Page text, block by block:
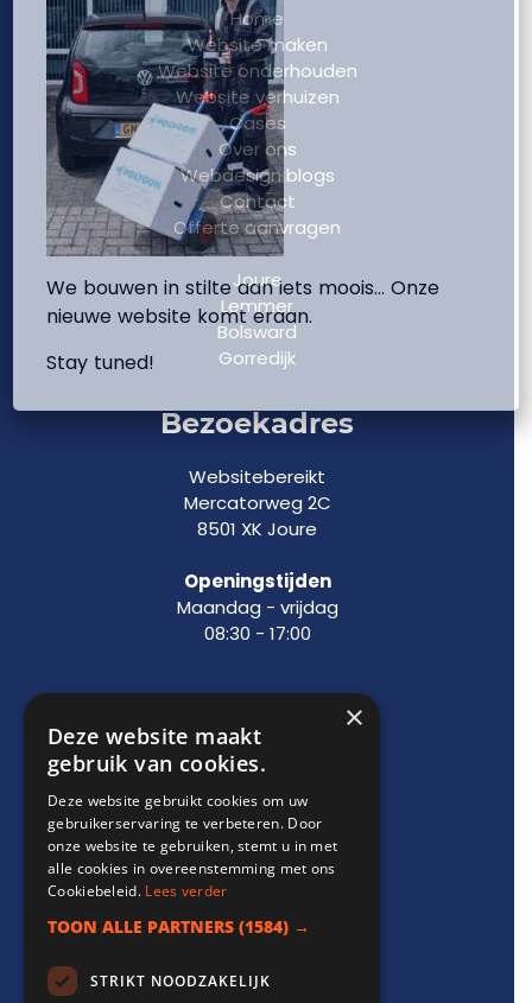
Home
Website maken
Website onderhouden
Website verhuizen
Cases
Over ons
Webdesign blogs
Contact
Offerte aanvragen
Joure
Lemmer
Bolsward
Gorredijk
Bezoekadres
Websitebereikt
Mercatorweg 2C
8501 XK Joure
Openingstijden
Maandag - vrijdag
08:30 - 17:00
Support
info@websitebereikt.nl
085-8209770
We bouwen in stilte aan iets moois… Onze
nieuwe website komt eraan.
Stay tuned!
×
Deze website maakt
gebruik van cookies.
Deze website gebruikt cookies om uw
gebruikerservaring te verbeteren. Door
onze website te gebruiken, stemt u in met
alle cookies in overeenstemming met ons
Cookiebeleid. Lees verder
TOON ALLE PARTNERS (1584) →
STRIKT NOODZAKELIJK